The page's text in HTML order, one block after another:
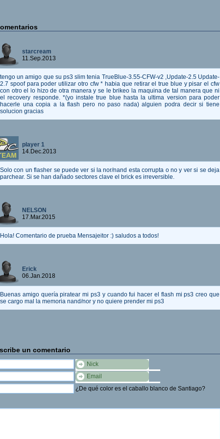
starcream
11.Sep.2013
tengo un amigo que su ps3 slim tenia TrueBlue-3.55-CFW-v2 ,Update-2.5 Update-
2.7 spoof para poder utilizar otro cfw * habia que retirar el true blue y pisar el cfw
con otro el lo hizo de otra manera y se le brikeo la maquina de tal manera que ni
el recovery responde. *(yo instale true blue hasta la ultima version para poder
hacerle una copia a la flash pero no paso nada) alguien podra decir si tiene
solucion gracias
player 1
14.Dec.2013
Solo con un flasher se puede ver si la nor/nand esta corrupta o no y ver si se deja
parchear. Si se han dañado sectores clave el brick es irreversible.
NELSON
17.Mar.2015
Hola! Comentario de prueba Mensajeitor :) saludos a todos!
Erick
06.Jan.2018
Buenas amigo quería piratear mi ps3 y cuando fui hacer el flash mi ps3 creo que
se cargo mal la memoria nand/nor y no quiere prender mi ps3
un comentario
Nick
Email
¿De qué color es el caballo blanco de Santiago?